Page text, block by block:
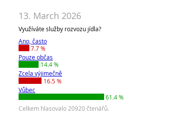
13. March 2026
Využíváte služby rozvozu jídla?
Ano, často
7.7 %
Pouze občas
14.4 %
Zcela výjimečně
16.5 %
Vůbec
61.4 %
Celkem hlasovalo 20920 čtenářů.